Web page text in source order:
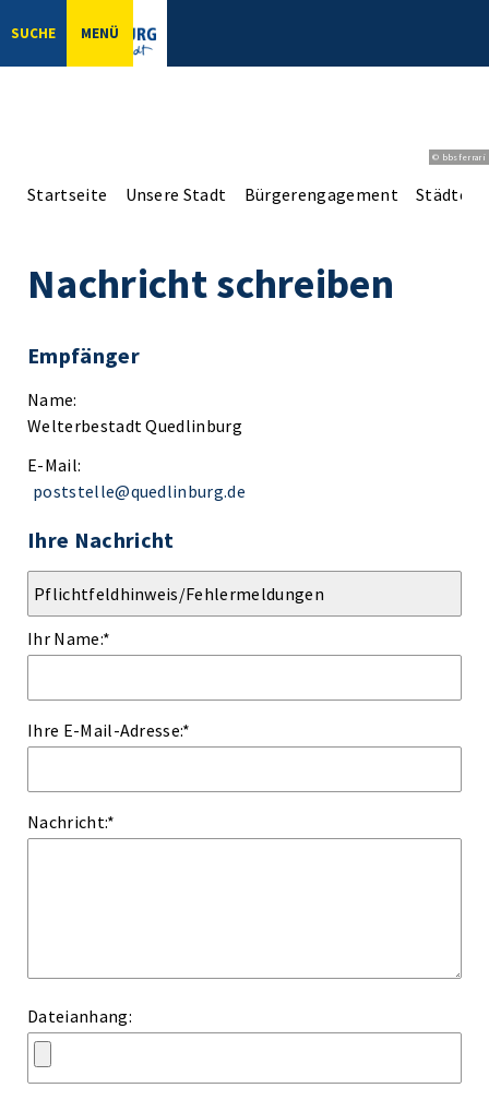
SUCHE MENÜ
© bbsferrari
Startseite Unsere Stadt Bürgerengagement
Nachricht schreiben
Empfänger
Name:
Welterbestadt Quedlinburg
E-Mail:
poststelle@quedlinburg.de
Ihre Nachricht
Ihr Name:*
Ihre E-Mail-Adresse:*
Nachricht:*
Dateianhang: